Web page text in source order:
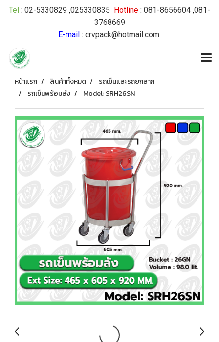
Tel : 02-5330829 ,025330835 Hotline : 081-8656604 ,081-
3768669
E-mail: crvpack@hotmail.com
หน้าแรก สินค้าทั้งหมด
รถเข็นและรถยกลาก
รถเข็นพร้อมลัง
Model: SRH26SN